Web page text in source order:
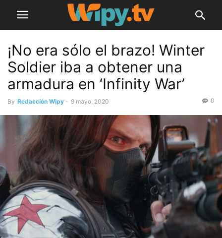
¡No era sólo el brazo! Winter
Soldier iba a obtener una
armadura en ‘Infinity War’
By Redacción Wipy - 9 mayo, 2020 0